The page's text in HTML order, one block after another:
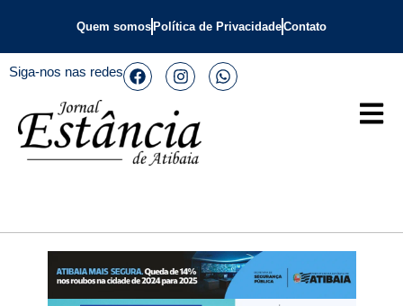
Quem somos Política de PrivacidadeContato
Siga-nos nas redes